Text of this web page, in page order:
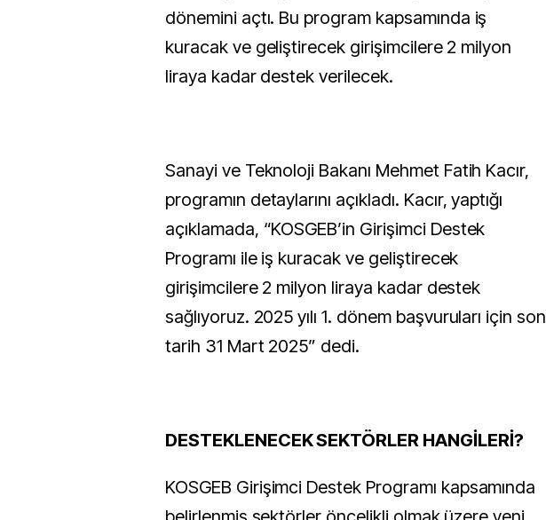
dönemini açtı. Bu program kapsamında iş
kuracak ve geliştirecek girişimcilere 2 milyon
liraya kadar destek verilecek.
Sanayi ve Teknoloji Bakanı Mehmet Fatih Kacır,
programın detaylarını açıkladı. Kacır, yaptığı
açıklamada, “KOSGEB’in Girişimci Destek
Programı ile iş kuracak ve geliştirecek
girişimcilere 2 milyon liraya kadar destek
sağlıyoruz. 2025 yılı 1. dönem başvuruları için son
tarih 31 Mart 2025” dedi.
DESTEKLENECEK SEKTÖRLER HANGİLERİ?
KOSGEB Girişimci Destek Programı kapsamında